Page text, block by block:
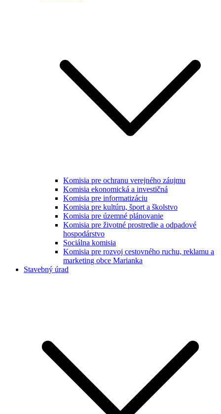
Komisia pre ochranu verejného záujmu
Komisia ekonomická a investičná
Komisia pre informatizáciu
Komisia pre kultúru, šport a školstvo
Komisia pre územné plánovanie
Komisia pre životné prostredie a odpadové
hospodárstvo
Sociálna komisia
Komisia pre rozvoj cestovného ruchu, reklamu a
marketing obce Marianka
Stavebný úrad